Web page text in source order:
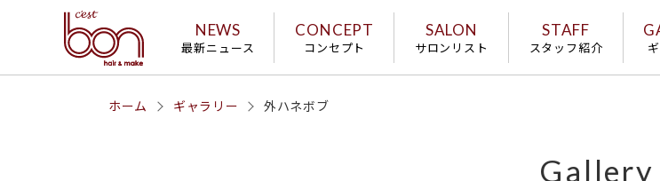
NEWS
最新ニュース
CONCEPT
コンセプト
SALON
サロンリスト
STAFF
スタッフ紹介
ホーム ギャラリー 外ハネボブ
Gallery